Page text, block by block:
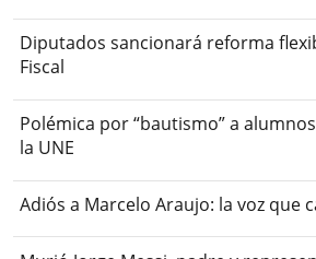
Diputados sancionará reforma
Fiscal
Polémica por “bautismo” a
la UNE
Adiós a Marcelo Araujo: la voz que